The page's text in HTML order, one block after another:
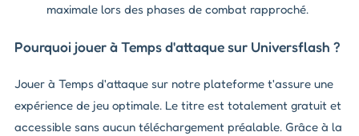
maximale lors des phases de combat rapproché.
Pourquoi jouer à Temps d'attaque sur Universflash ?
Jouer à Temps d'attaque sur notre plateforme t'assure une
expérience de jeu optimale. Le titre est totalement gratuit et
accessible sans aucun téléchargement préalable. Grâce à la